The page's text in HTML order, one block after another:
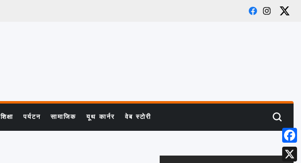
Facebook
Instagram
X
शिक्षा पर्यटन सामाजिक यूथ कार्नर वेब स्टोरी Search